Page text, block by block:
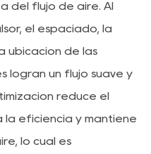
del flujo de aire. Al
el espaciado, la
ubicación de las
logran un flujo suave y
reduce el
la eficiencia y mantiene
lo cual es